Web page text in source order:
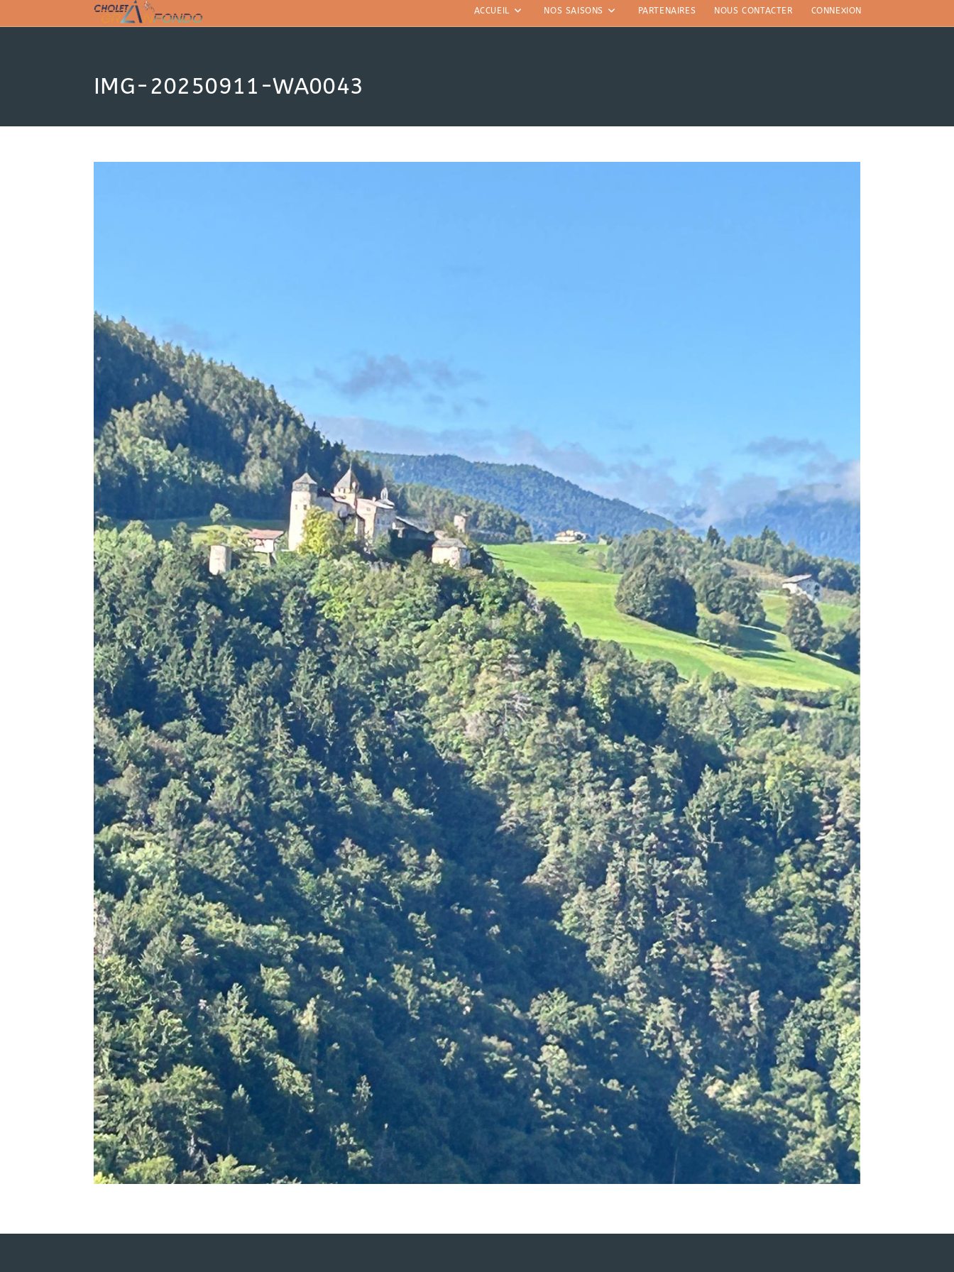
to
ACCUEIL NOS SAISONS PARTENAIRES NOUS CONTACTER CONNEXION
IMG-20250911-WA0043